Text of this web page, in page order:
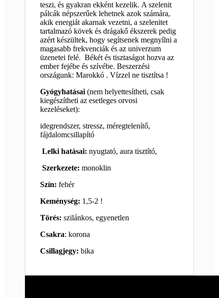
teszi, és gyakran ekként kezelik. A szelenit
pálcák népszerűek lehetnek azok számára,
akik energiát akarnak vezetni, a szelenitet
tartalmazó kövek és drágakő ékszerek pedig
azért készültek, hogy segítsenek megnyílni a
magasabb frekvenciák és az univerzum
üzenetei felé. Békét és tisztaságot hozva az
ember fejébe és szívébe. Beszerzési
országunk: Marokkó . Vízzel ne tisztítsa !
Gyógyhatásai(nem helyettesítheti, csak
kiegészítheti az esetleges orvosi
kezeléseket):
idegrendszer, stressz, méregtelenítő,
fájdalomcsillapító
Lelki hatásai:nyugtató, aura tisztító,
Szerkezete: monoklin
Szín: fehér
Keménység: 1,5-2 !
Törés: szilánkos, egyenetlen
Csakra: korona
Csillagjegy: bika